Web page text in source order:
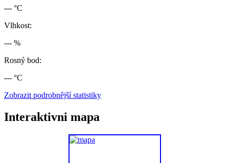
--- °C
Vlhkost:
--- %
Rosný bod:
--- °C
Zobrazit podrobnější statistiky
Interaktivni mapa